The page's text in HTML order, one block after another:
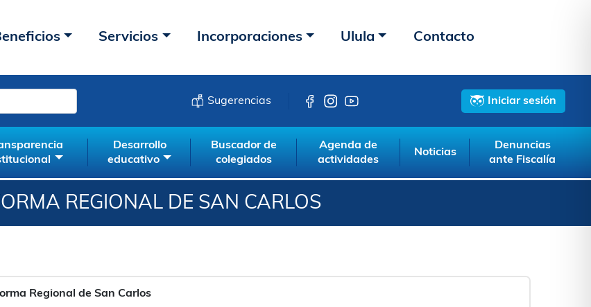
Servicios Incorporaciones Ulula Contacto
Sugerencias Iniciar sesión
Desarrollo
educativo
Buscador de
colegiados
Agenda de
actividades
Noticias
Denuncias
ante Fiscalía
REGIONAL DE SAN CARLOS
Regional de San Carlos